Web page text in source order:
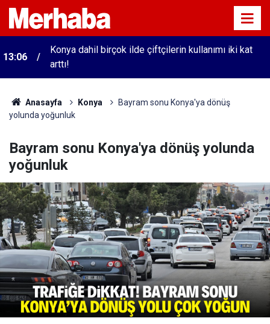
13:06
Konya dahil birçok ilde çiftçilerin kullanımı iki kat
arttı!
Anasayfa Konya
Bayram sonu Konya'ya dönüş
yolunda yoğunluk
Bayram sonu Konya'ya dönüş yolunda
yoğunluk